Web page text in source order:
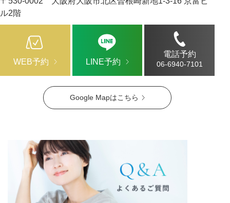
Google Mapはこちら
ル2階
WEB予約 LINE予約
電話予約
06-6940-7101